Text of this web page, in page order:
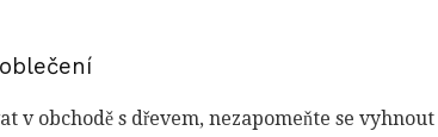
v obchodě s dřevem, nezapomeňte se